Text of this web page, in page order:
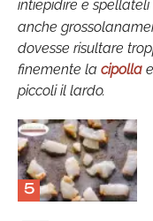
intiepidire e spellateli
anche
dovesse risultare
finemente la cipolla
piccoli il lardo.
5